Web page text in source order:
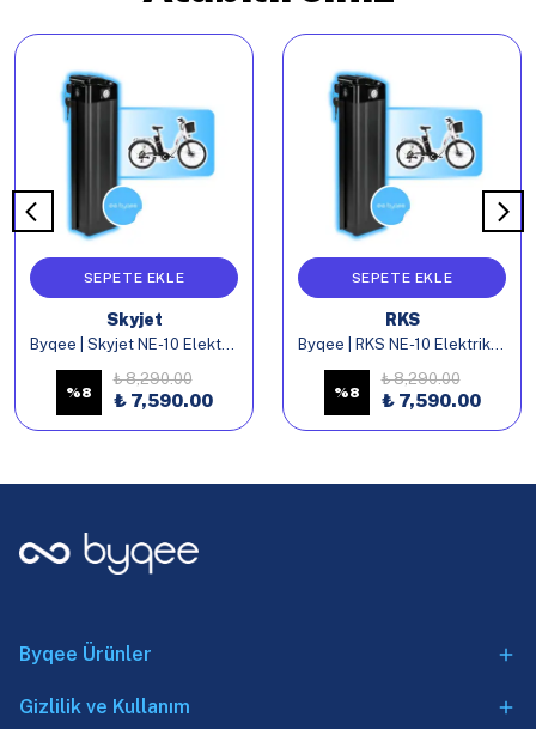
SEPETE EKLE
Skyjet
Byqee | Skyjet NE-10 Elektrikli Bisiklet Batarya
%8
₺ 8,290.00
₺ 7,590.00
SEPETE EKLE
RKS
Byqee | RKS NE-10 Elektrikli Bisiklet Batarya
%8
₺ 8,290.00
₺ 7,590.00
Byqee Ürünler
Gizlilik ve Kullanım